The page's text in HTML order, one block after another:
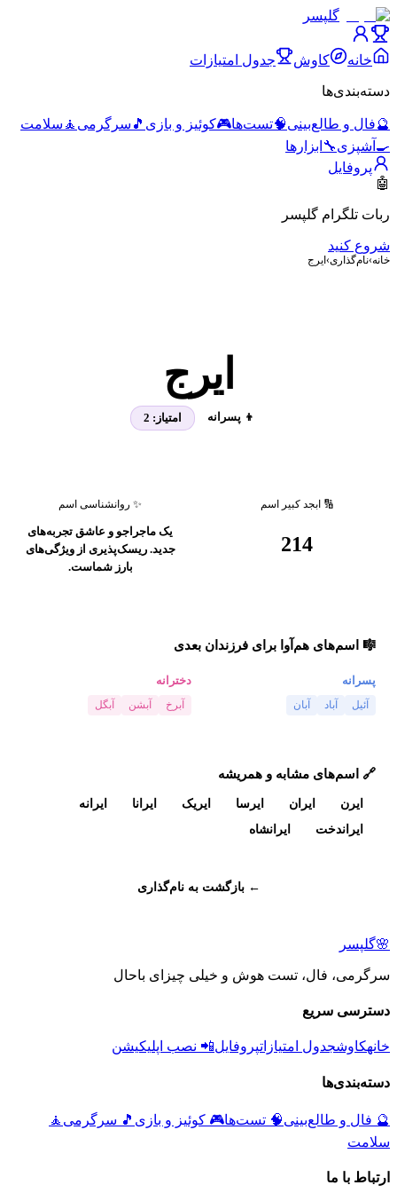
گلپسر
خانه کاوش جدول امتیازات
دسته‌بندی‌ها
🔮فال و طالع‌بینی🧠تست‌ها🎮کوئیز و بازی 🎵 سرگرمی 🧘 سلامت
🍳 آشپزی🔧 ابزارها
پروفایل
🤖
ربات تلگرام گلپسر
شروع کنید
خانه›نام‌گذاری› ایرج
ایرج
👦 پسرانه امتیاز: 2
🔢 ابجد کبیر اسم
214
✨ روانشناسی اسم
یک ماجراجو و عاشق تجربه‌های
جدید. ریسک‌پذیری از ویژگی‌های
بارز شماست.
🎼 اسم‌های هم‌آوا برای فرزندان بعدی
پسرانه
آئیل آباد آبان
دخترانه
آبرخ آبشن آبگل
🔗 اسم‌های مشابه و همریشه
ایرن ایران ایرسا ایریک ایرانا
ایرانه
ایراندخت
ایرانشاه
← بازگشت به نام‌گذاری
🌸گلپسر
سرگرمی، فال، تست هوش و خیلی چیزای باحال
دسترسی سریع
خانهکاوشجدول امتیازاتپروفایل📲 نصب اپلیکیشن
دسته‌بندی‌ها
🔮 فال و طالع‌بینی🧠 تست‌ها🎮 کوئیز و بازی 🎵 سرگرمی 🧘
سلامت
ارتباط با ما